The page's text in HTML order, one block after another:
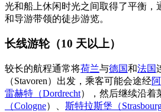
光和船上休闲时光之间取得了平衡，
和导游带领的徒步游览。
长线游轮（10 天以上）
较长的航程通常将荷兰与德国和法国
（Stavoren）出发，乘客可能会途经
雷赫特（Dordrecht），然后继续沿着
（Cologne）、 斯特拉斯堡（